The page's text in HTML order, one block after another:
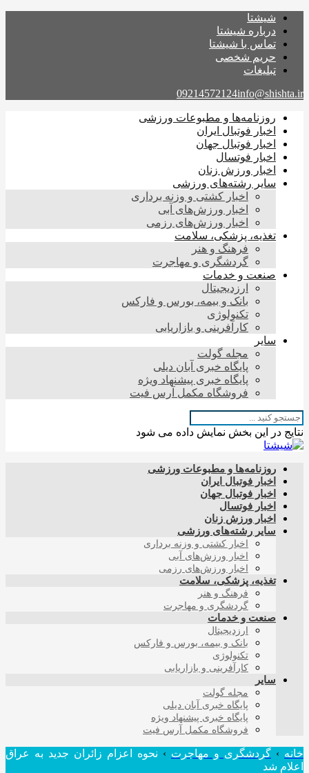
شیشتا
درباره شیشتا
تماس با شیشتا
حریم شخصی
تبلیغات
09214572124info@shishta.ir
روزنامه‌ها و مطبوعات ورزشی
اخبار فوتبال ایران
اخبار فوتبال جهان
اخبار فوتسال
اخبار ورزش زنان
سایر رشته‌های ورزشی
اخبار کشتی و وزنه برداری
اخبار ورزش‌های آبی
اخبار ورزش‌های رزمی
تغذیه، پزشکی، سلامت
فرهنگ و هنر
گردشگری و مهاجرت
صنعت و خدمات
ارزدیجیتال
بانک و بیمه، بورس و فارکس
تکنولوژی
کارآفرینی و بازاریابی
سایر
مجله گولت
پایگاه خبری آبان دیلی
پایگاه خبری پیشنهاد ویژه
فروشگاه مکمل آرس فیت
نتایج در این بخش نمایش داده می شود
روزنامه‌ها و مطبوعات ورزشی
اخبار فوتبال ایران
اخبار فوتبال جهان
اخبار فوتسال
اخبار ورزش زنان
سایر رشته‌های ورزشی
اخبار کشتی و وزنه برداری
اخبار ورزش‌های آبی
اخبار ورزش‌های رزمی
تغذیه، پزشکی، سلامت
فرهنگ و هنر
گردشگری و مهاجرت
صنعت و خدمات
ارزدیجیتال
بانک و بیمه، بورس و فارکس
تکنولوژی
کارآفرینی و بازاریابی
سایر
مجله گولت
پایگاه خبری آبان دیلی
پایگاه خبری پیشنهاد ویژه
فروشگاه مکمل آرس فیت
خانه › گردشگری و مهاجرت › نحوه اعزام زائران جدید به عراق
اعلام شد